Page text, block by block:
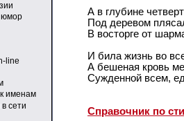
юмор
line
именам
сети
А в глубине
Под деревом
В восторге от
И била жизнь во
А бешеная кровь
Сужденной всем,
Справочник по